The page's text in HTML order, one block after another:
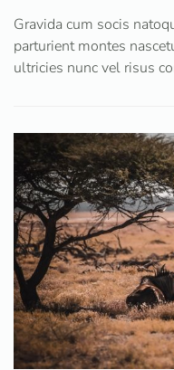
Gravida cum socis
parturient montes
ultricies nunc vel risus